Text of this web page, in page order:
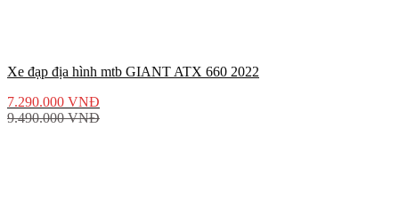
Xe đạp địa hình mtb GIANT ATX 660 2022
7.290.000 VNĐ
9.490.000VNĐ